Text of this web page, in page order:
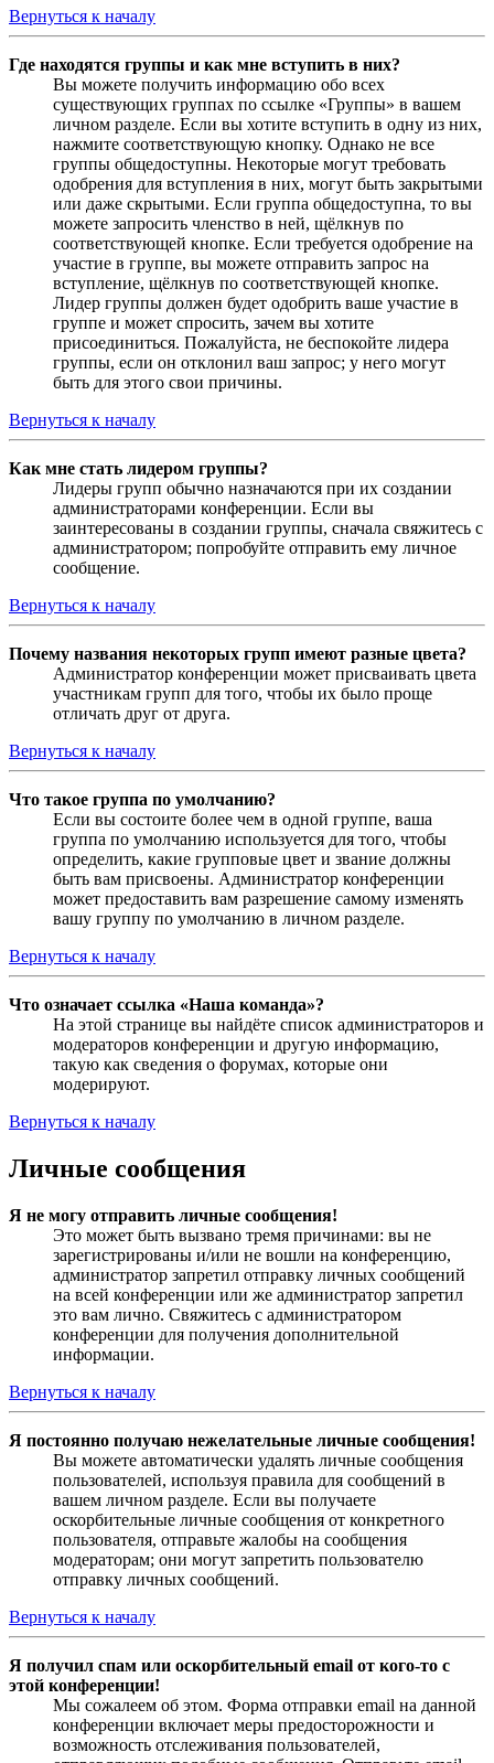
Вернуться к началу
Где находятся группы и как мне вступить в них?
Вы можете получить информацию обо всех
существующих группах по ссылке «Группы» в вашем
личном разделе. Если вы хотите вступить в одну из них,
нажмите соответствующую кнопку. Однако не все
группы общедоступны. Некоторые могут требовать
одобрения для вступления в них, могут быть закрытыми
или даже скрытыми. Если группа общедоступна, то вы
можете запросить членство в ней, щёлкнув по
соответствующей кнопке. Если требуется одобрение на
участие в группе, вы можете отправить запрос на
вступление, щёлкнув по соответствующей кнопке.
Лидер группы должен будет одобрить ваше участие в
группе и может спросить, зачем вы хотите
присоединиться. Пожалуйста, не беспокойте лидера
группы, если он отклонил ваш запрос; у него могут
быть для этого свои причины.
Вернуться к началу
Как мне стать лидером группы?
Лидеры групп обычно назначаются при их создании
администраторами конференции. Если вы
заинтересованы в создании группы, сначала свяжитесь с
администратором; попробуйте отправить ему личное
сообщение.
Вернуться к началу
Почему названия некоторых групп имеют разные цвета?
Администратор конференции может присваивать цвета
участникам групп для того, чтобы их было проще
отличать друг от друга.
Вернуться к началу
Что такое группа по умолчанию?
Если вы состоите более чем в одной группе, ваша
группа по умолчанию используется для того, чтобы
определить, какие групповые цвет и звание должны
быть вам присвоены. Администратор конференции
может предоставить вам разрешение самому изменять
вашу группу по умолчанию в личном разделе.
Вернуться к началу
Что означает ссылка «Наша команда»?
На этой странице вы найдёте список администраторов и
модераторов конференции и другую информацию,
такую как сведения о форумах, которые они
модерируют.
Вернуться к началу
Личные сообщения
Я не могу отправить личные сообщения!
Это может быть вызвано тремя причинами: вы не
зарегистрированы и/или не вошли на конференцию,
администратор запретил отправку личных сообщений
на всей конференции или же администратор запретил
это вам лично. Свяжитесь с администратором
конференции для получения дополнительной
информации.
Вернуться к началу
Я постоянно получаю нежелательные личные сообщения!
Вы можете автоматически удалять личные сообщения
пользователей, используя правила для сообщений в
вашем личном разделе. Если вы получаете
оскорбительные личные сообщения от конкретного
пользователя, отправьте жалобы на сообщения
модераторам; они могут запретить пользователю
отправку личных сообщений.
Вернуться к началу
Я получил спам или оскорбительный email от кого-то с
этой конференции!
Мы сожалеем об этом. Форма отправки email на данной
конференции включает меры предосторожности и
возможность отслеживания пользователей,